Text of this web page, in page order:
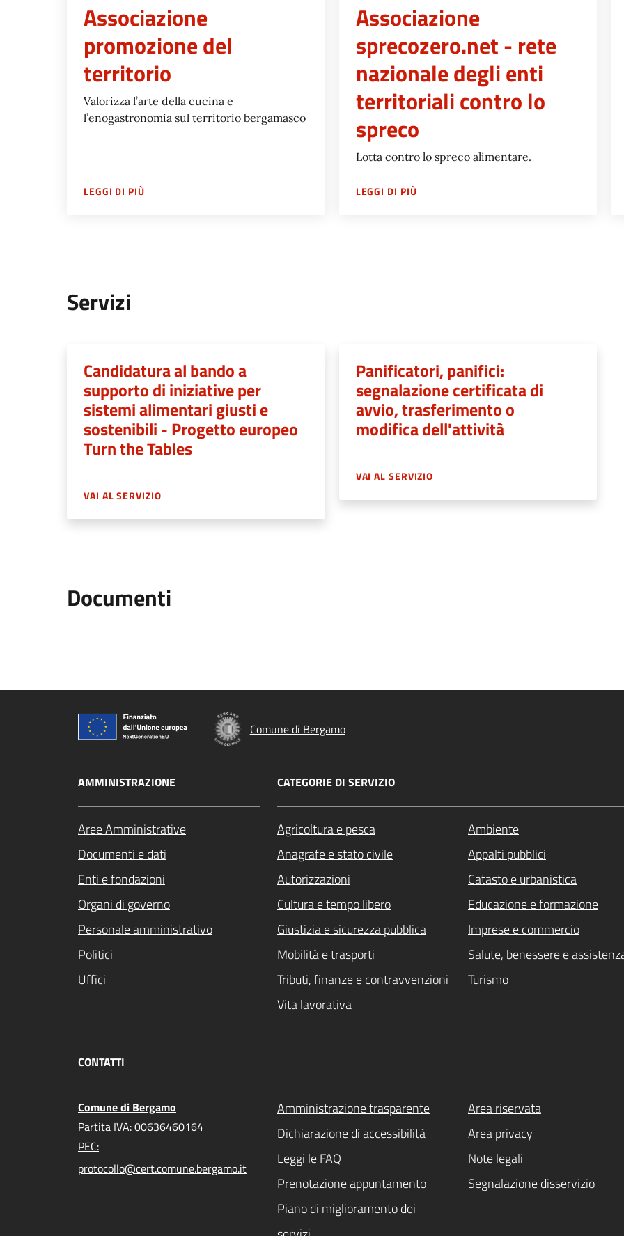
Associazione
promozione del
territorio
Valorizza l’arte della cucina e
l’enogastronomia sul territorio bergamasco
LEGGI DI PIÙSU ASSOCIAZIONE PROMOZIONE DEL TERRITORIO
Associazione
sprecozero.net - rete
nazionale degli enti
territoriali contro lo
spreco
Lotta contro lo spreco alimentare.
LEGGI DI PIÙSU ASSOCIAZIONE SPRECOZERO.NET -
Servizi
Candidatura al bando a
supporto di iniziative per
sistemi alimentari giusti e
sostenibili - Progetto europeo
Turn the Tables
VAI AL SERVIZIO
Panificatori, panifici:
segnalazione certificata di
avvio, trasferimento o
modifica dell'attività
VAI AL SERVIZIO
Documenti
Comune di Bergamo
AMMINISTRAZIONE
Aree Amministrative
Documenti e dati
Enti e fondazioni
Organi di governo
Personale amministrativo
Politici
Uffici
CATEGORIE DI SERVIZIO
Agricoltura e pesca
Ambiente
Anagrafe e stato civile
Appalti pubblici
Autorizzazioni
Catasto e urbanistica
Cultura e tempo libero
Educazione e formazione
Giustizia e sicurezza pubblica
Imprese e commercio
Mobilità e trasporti
Salute, benessere e
Tributi, finanze e contravvenzioni
Turismo
Vita lavorativa
CONTATTI
Comune di Bergamo
Partita IVA: 00636460164
PEC:
protocollo@cert.comune.bergamo.it
Amministrazione trasparente
Area riservata
Dichiarazione di accessibilità
Area privacy
Leggi le FAQ
Note legali
Prenotazione appuntamento
Segnalazione disservizio
Piano di miglioramento dei